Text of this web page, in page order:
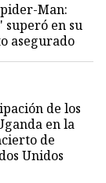
Man:
superó en su
asegurado
de los
en la
de
Unidos